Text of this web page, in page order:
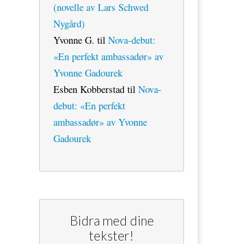
(novelle av Lars Schwed
Nygård)
Yvonne G. til Nova-debut:
«En perfekt ambassadør» av
Yvonne Gadourek
Esben Kobberstad til Nova-
debut: «En perfekt
ambassadør» av Yvonne
Gadourek
Bidra med dine
tekster!